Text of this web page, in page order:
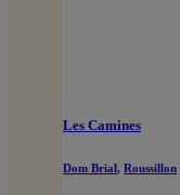
Les Camines
Dom Brial, Roussillon